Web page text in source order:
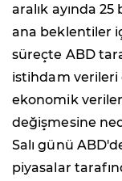
aralık ayında
ana beklentiler
süreçte ABD
istihdam verileri
ekonomik
değişmesine
Salı günü
piyasalar